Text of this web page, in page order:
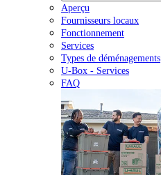
Aperçu
Fournisseurs locaux
Fonctionnement
Services
Types de déménagements
U-Box - Services
FAQ